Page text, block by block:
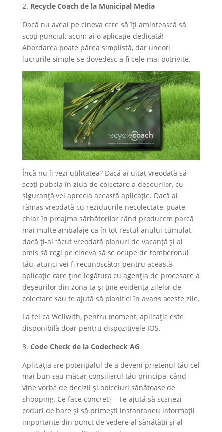
2. Recycle Coach de la Municipal Media
Dacă nu aveai pe cineva care să îți amintească să
scoți gunoiul, acum ai o aplicație dedicată!
Abordarea poate părea simplistă, dar uneori
lucrurile simple se dovedesc a fi cele mai potrivite.
Încă nu îi vezi utilitatea? Dacă ai uitat vreodată să
scoți pubela în ziua de colectare a deșeurilor, cu
siguranță vei aprecia această aplicație. Dacă ai
rămas vreodată cu reziduurile necolectate, poate
chiar în preajma sărbătorilor când producem parcă
mai multe ambalaje ca în tot restul anului cumulat,
dacă ți-ai făcut vreodată planuri de vacanță și ai
omis să rogi pe cineva să se ocupe de tomberonul
tău, atunci vei fi recunoscător pentru această
aplicație care ține legătura cu agenția de procesare a
deșeurilor din zona ta și ține evidența zilelor de
colectare sau te ajută să planifici în avans aceste zile.
La fel ca Wellwith, pentru moment, aplicația este
disponibilă doar pentru dispozitivele IOS.
3. Code Check de la Codecheck AG
Aplicația are potențialul de a deveni prietenul tău cel
mai bun sau măcar consilierul tău principal când
vine vorba de decizii și obiceiuri sănătoase de
shopping. Ce face concret? – Te ajută să scanezi
coduri de bare și să primești instantaneu informații
importante din punct de vedere al sănătății și al